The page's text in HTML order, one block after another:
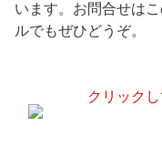
います。お問合せは
ルでもぜひどうぞ。
クリックし